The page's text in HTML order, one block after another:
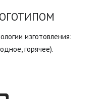
изготовления:
горячее).